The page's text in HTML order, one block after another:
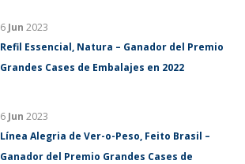
6 Jun 2023
Refil Essencial, Natura – Ganador del Premio
Grandes Cases de Embalajes en 2022
6 Jun 2023
Línea Alegria de Ver-o-Peso, Feito Brasil –
Ganador del Premio Grandes Cases de